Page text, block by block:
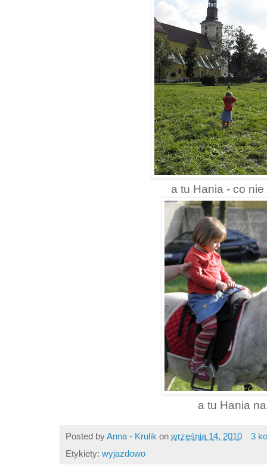
a tu Hania - co
a tu Hania
Posted byAnna - Krulik on września 14, 2010
3
Etykiety: wyjazdowo